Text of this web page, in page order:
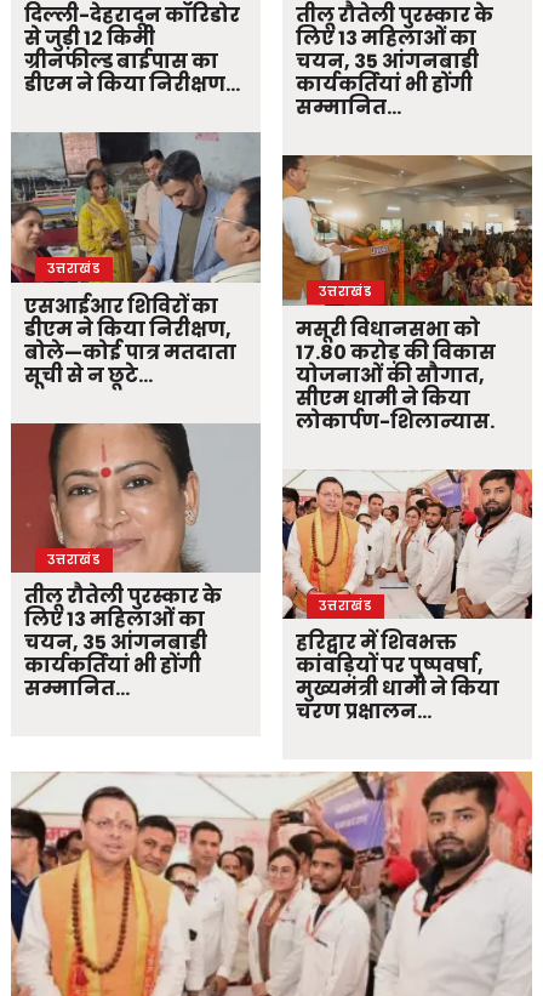
दिल्ली-देहरादून कॉरिडोर
से जुड़ी 12 किमी
ग्रीनफील्ड बाईपास का
डीएम ने किया निरीक्षण…
उत्तराखंड
एसआईआर शिविरों का
डीएम ने किया निरीक्षण,
बोले—कोई पात्र मतदाता
सूची से न छूटे…
उत्तराखंड
तीलू रौतेली पुरस्कार के
लिए 13 महिलाओं का
चयन, 35 आंगनबाड़ी
कार्यकर्तियां भी होंगी
सम्मानित…
तीलू रौतेली पुरस्कार के
लिए 13 महिलाओं का
चयन, 35 आंगनबाड़ी
कार्यकर्तियां भी होंगी
सम्मानित…
उत्तराखंड
मसूरी विधानसभा को
17.80 करोड़ की विकास
योजनाओं की सौगात,
सीएम धामी ने किया
लोकार्पण-शिलान्यास.
उत्तराखंड
हरिद्वार में शिवभक्त
कांवड़ियों पर पुष्पवर्षा,
मुख्यमंत्री धामी ने किया
चरण प्रक्षालन…